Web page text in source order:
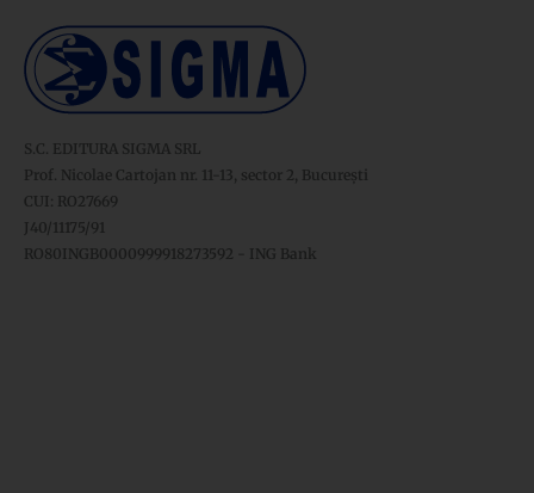
S.C. EDITURA SIGMA SRL
Prof. Nicolae Cartojan nr. 11-13, sector 2, București
CUI: RO27669
J40/11175/91
RO80INGB0000999918273592 - ING Bank